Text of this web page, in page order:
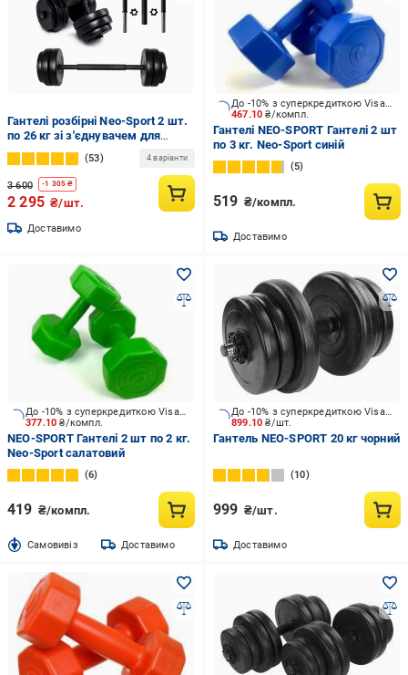
Гантелі розбірні Neo-Sport 2 шт.
по 26 кг зі з'єднувачем для
штанги (NSZ52-2)
53 4 варіанти
3 600 -1 305 ₴
2 295 ₴/шт.
Доставимо
467.10₴/компл.
До -10% з суперкредиткою Visa Вигода
Гантелі NEO-SPORT Гантелі 2 шт
по 3 кг. Neo-Sport синій
5
519 ₴/компл.
Доставимо
377.10₴/компл.
До -10% з суперкредиткою Visa Вигода
NEO-SPORT Гантелі 2 шт по 2 кг.
Neo-Sport салатовий
6
419 ₴/компл.
Cамовивіз Доставимо
899.10₴/шт.
До -10% з суперкредиткою Visa Вигода
Гантель NEO-SPORT 20 кг чорний
10
999 ₴/шт.
Доставимо